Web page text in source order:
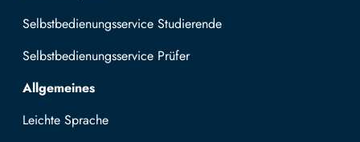
Selbstbedienungsservice Studierende
Selbstbedienungsservice Prüfer
Allgemeines
Leichte Sprache